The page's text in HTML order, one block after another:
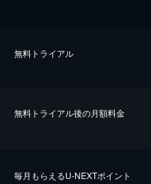
無料トライアル
無料トライアル後の⽉額料金
毎⽉もらえるU-NEXTポイント